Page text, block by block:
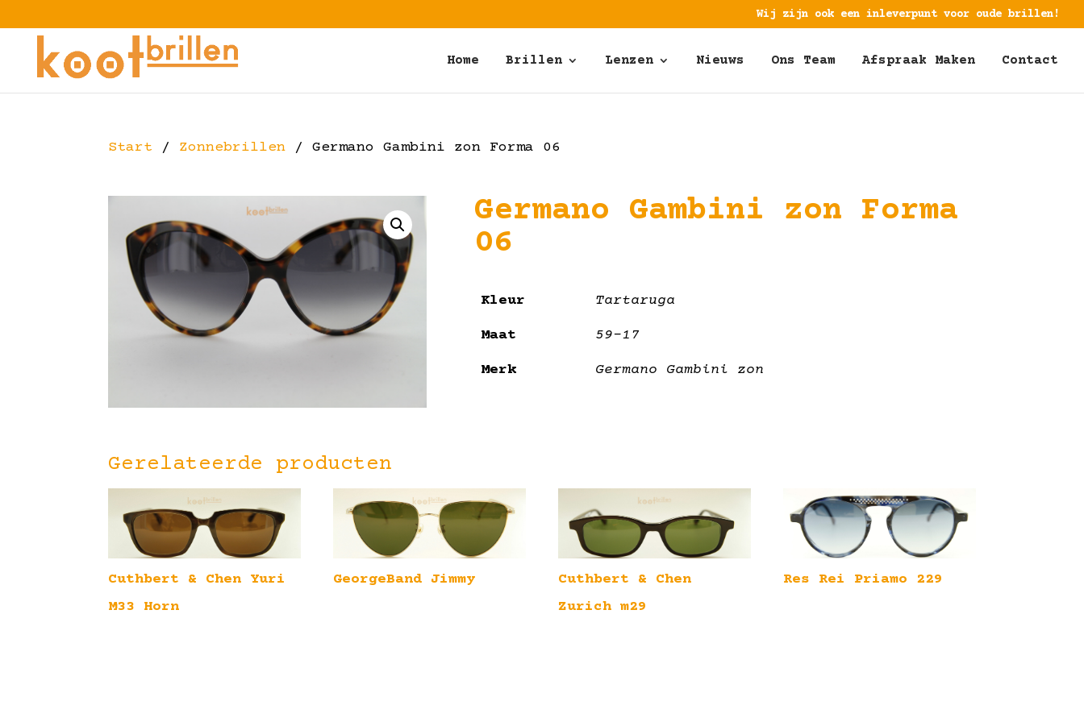
Wij zijn ook een inleverpunt voor oude brillen!
Home Brillen Lenzen Nieuws Ons Team Afspraak Maken Contact
Start / Zonnebrillen / Germano Gambini zon Forma 06
Germano Gambini zon Forma
06
Kleur Tartaruga
Maat 59-17
Merk Germano Gambini zon
Gerelateerde producten
Cuthbert & Chen Yuri
M33 Horn
GeorgeBand Jimmy
Cuthbert & Chen
Zurich m29
Res Rei Priamo 229